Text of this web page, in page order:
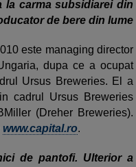
la carma subsidiarei din
de bere din lume
este managing director
dupa ce a ocupat
Ursus Breweries. El a
cadrul Ursus Breweries
(Dreher Breweries).
www.capital.ro.
de pantofi. Ulterior a